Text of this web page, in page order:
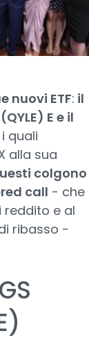
nuovi ETF: il
E e il
i quali
alla sua
colgono
call - che
e al
ribasso -